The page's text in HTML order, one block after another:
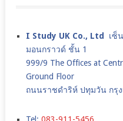
I Study UK Co., Ltd เซ็
มอนกราวด์ ชั้น 1
999/9 The Offices at
Ground Floor
ถนนราชดำริห์ ปทุมวัน กรุง
Tel: 083-911-5456